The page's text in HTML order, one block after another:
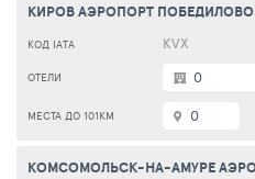
КИРОВ АЭРОПОРТ ПОБЕДИЛОВО
KVX
0
0